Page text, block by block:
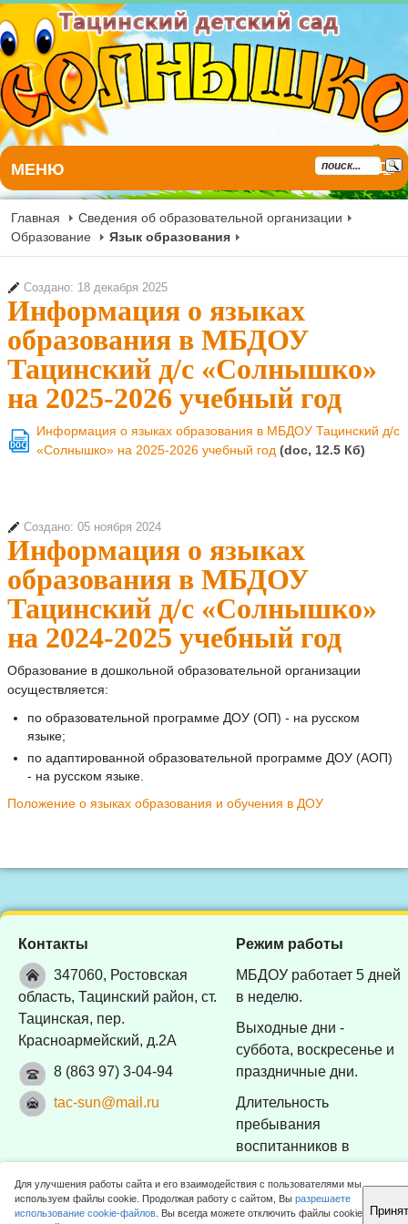
МЕНЮ
Главная
Сведения об образовательной организации
Образование
Язык образования
Создано: 18 декабря 2025
Информация о языках
образования в МБДОУ
Тацинский д/с «Солнышко»
на 2025-2026 учебный год
DOC
Информация о языках образования в МБДОУ Тацинский д/с
«Солнышко» на 2025-2026 учебный год (doc, 12.5 Кб)
Создано: 05 ноября 2024
Информация о языках
образования в МБДОУ
Тацинский д/с «Солнышко»
на 2024-2025 учебный год
Образование в дошкольной образовательной организации
осуществляется:
по образовательной программе ДОУ (ОП) - на русском
языке;
по адаптированной образовательной программе ДОУ (АОП)
- на русском языке.
Положение о языках образования и обучения в ДОУ
Контакты
347060, Ростовская
область, Тацинский район, ст.
Тацинская, пер.
Красноармейский, д.2А
8 (863 97) 3-04-94
tac-sun@mail.ru
Режим работы
МБДОУ работает 5 дней
в неделю.
Выходные дни -
суббота, воскресенье и
праздничные дни.
Длительность
пребывания
воспитанников в
7:30 до 17:30).
Для улучшения работы сайта и его взаимодействия с пользователями мы
используем файлы cookie. Продолжая работу с сайтом, Вы разрешаете
использование cookie-файлов . Вы всегда можете отключить файлы cookie